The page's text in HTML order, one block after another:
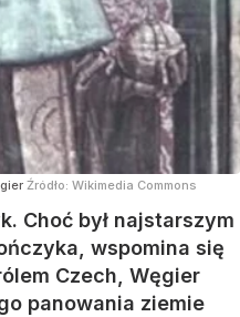
Źródło: Wikimedia Commons
Choć był najstarszym
wspomina się
Czech, Węgier
panowania ziemie